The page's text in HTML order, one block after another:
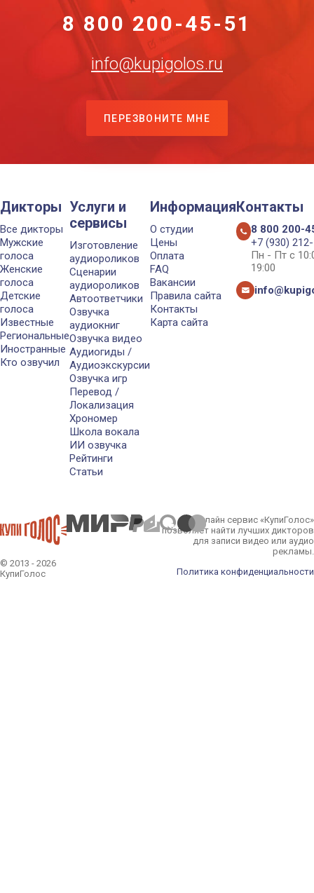
8 800 200-45-51
info@kupigolos.ru
ПЕРЕЗВОНИТЕ МНЕ
Дикторы
Все дикторы
Мужские
голоса
Женские
голоса
Детские
голоса
Известные
Региональные
Иностранные
Кто озвучил
Услуги и
сервисы
Изготовление
аудиороликов
Сценарии
аудиороликов
Автоответчики
Озвучка
аудиокниг
Озвучка видео
Аудиогиды /
Аудиоэкскурсии
Озвучка игр
Перевод /
Локализация
Хрономер
Школа вокала
ИИ озвучка
Рейтинги
Статьи
Информация
О студии
Цены
Оплата
FAQ
Вакансии
Правила сайта
Контакты
Карта сайта
Контакты
8 800 200-
+7 (930)
Пн - Пт с
19:00
© 2013 - 2026
КупиГолос
Онлайн сервис «КупиГолос»
позволяет найти лучших дикторов
для записи видео или аудио
рекламы.
Политика конфиденциальности